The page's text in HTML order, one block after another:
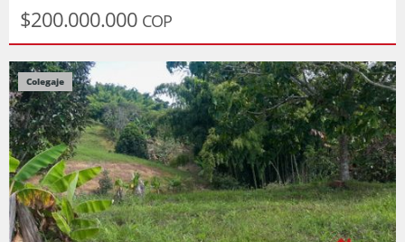
$200.000.000 COP
Colegaje